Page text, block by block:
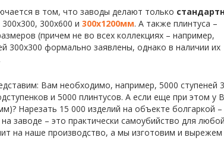
в том, что заводы делают только
300х600 и 300х1200мм. А также плинтуса –
(причем не во всех коллекциях – например,
300х300 формально заявлены, однако в наличии их
Вам необходимо, например, 5000
и 5000 плинтусов. А если еще при этом
Нарезать 15 000 изделий на объекте болгаркой
заводе – это практически самоубийство для
на наше производство, а мы изготовим и